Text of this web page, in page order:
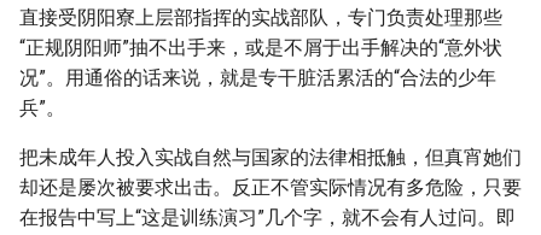
直接受阴阳寮上层部指挥的实战部队，专门负责处理那些
“正规阴阳师”抽不出手来，或是不屑于出手解决的“意外状
况”。用通俗的话来说，就是专干脏活累活的“合法的少年
兵”。
把未成年人投入实战自然与国家的法律相抵触，但真宵她们
却还是屡次被要求出击。反正不管实际情况有多危险，只要
在报告中写上“这是训练演习”几个字，就不会有人过问。即